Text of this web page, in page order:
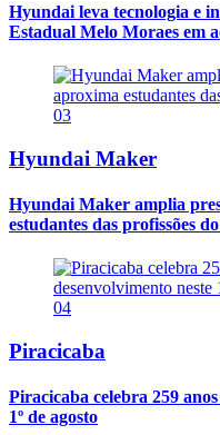
Hyundai leva tecnologia e
Estadual Melo Moraes em
03
Hyundai Maker
Hyundai Maker amplia
estudantes das profissões
04
Piracicaba
Piracicaba celebra 259
1º de agosto